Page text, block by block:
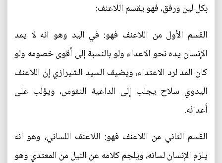
بكل لين ورفق، فهو يقسم اللاعنف:
القسم الأول من اللاعنف فهو: في اليد وهو انه لا يمد
الإنسان يده نحو الاعداء ولو بالنسبة إلى أقوى خصومه ولو
كان المد لرد الاعتداء، ويضيف السيد الشيرازي إن اللاعنف
اليدوي سلاح يجلب إلى الداعية النفوس، ويؤلب على
أعدائه.
القسم الثاني من اللاعنف فهو: اللاعنف اللساني، وهو انه
يلزم الإنسان لسانه، ويلجم كلامه عن النيل من المعتدي وهو